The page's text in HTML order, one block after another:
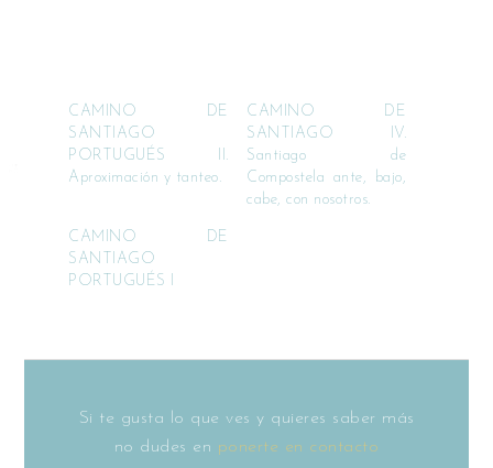
CAMINO DE
SANTIAGO
PORTUGUÉS II.
Aproximación y tanteo.
CAMINO DE
SANTIAGO IV.
Santiago de
Compostela ante, bajo,
cabe, con nosotros.
CAMINO DE
SANTIAGO
PORTUGUÉS I
Si te gusta lo que ves y quieres saber más
no dudes en ponerte en contacto